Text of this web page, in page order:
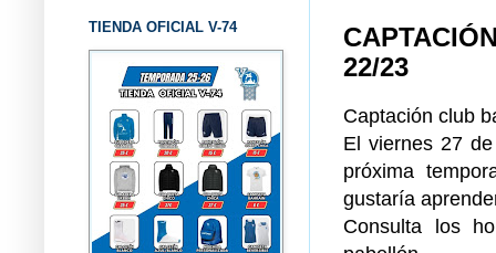
22/23
Captación club
El viernes 27
próxima
gustaría
Consulta los
TIENDA OFICIAL V-74